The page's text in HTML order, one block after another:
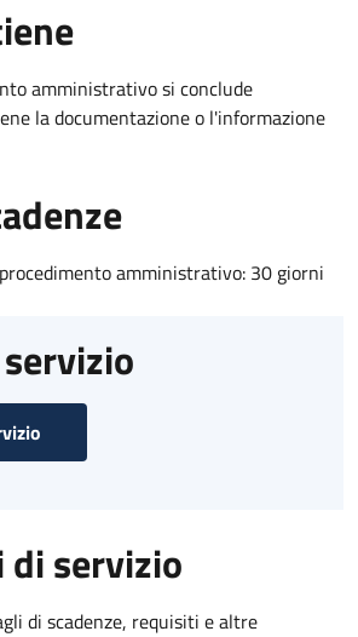
amministrativo si conclude
la documentazione o l'informazione
amministrativo: 30 giorni
di servizio
di scadenze, requisiti e altre